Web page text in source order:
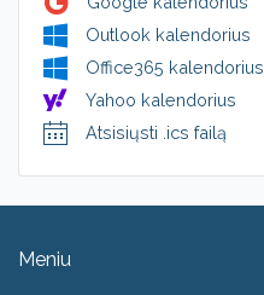
Outlook kalendorius
Office365 kalendorius
Yahoo kalendorius
Atsisiųsti .ics failą
Meniu